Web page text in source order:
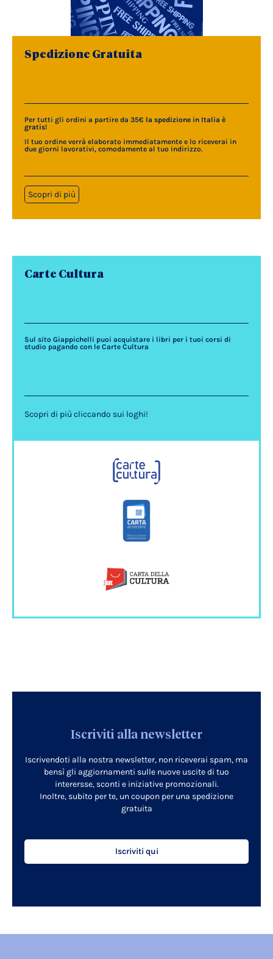
Spedizione Gratuita
Per tutti gli ordini a partire da 35€ la spedizione in Italia è
gratis!
Il tuo ordine verrà elaborato immediatamente e lo riceverai in
due giorni lavorativi, comodamente al tuo indirizzo.
Scopri di più
Carte Cultura
Sul sito Giappichelli puoi acquistare i libri per i tuoi corsi di
studio pagando con le Carte Cultura
Scopri di più cliccando sui loghi!
Iscriviti alla newsletter
Iscrivendoti alla nostra newsletter, non riceverai spam, ma
bensì gli aggiornamenti sulle nuove uscite di tuo
interersse, sconti e iniziative promozionali.
Inoltre, subito per te, un coupon per una spedizione
gratuita
Iscriviti qui